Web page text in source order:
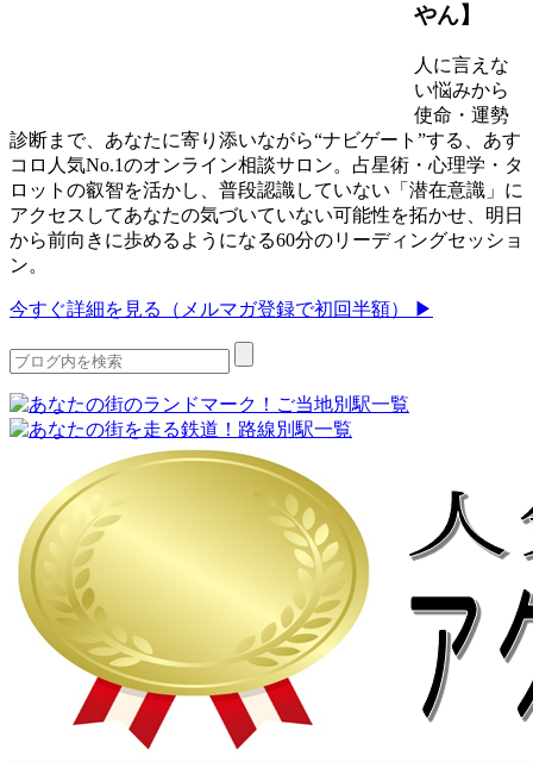
やん】
人に言えな
い悩みから
使命・運勢
診断まで、あなたに寄り添いながら“ナビゲート”する、あす
コロ人気No.1のオンライン相談サロン。占星術・心理学・タ
ロットの叡智を活かし、普段認識していない「潜在意識」に
アクセスしてあなたの気づいていない可能性を拓かせ、明日
から前向きに歩めるようになる60分のリーディングセッショ
ン。
今すぐ詳細を見る（メルマガ登録で初回半額） ▶